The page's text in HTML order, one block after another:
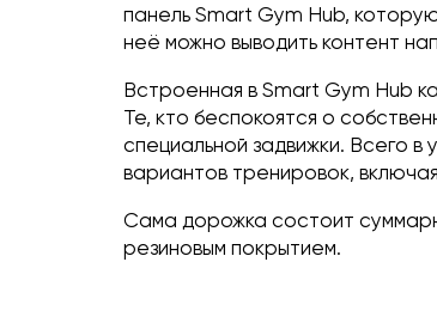
панель Smart Gym Hub,
неё можно выводить контент
Встроенная в Smart Gym Hub
Те, кто беспокоятся о
специальной задвижки. Всего
вариантов тренировок,
Сама дорожка состоит
резиновым покрытием.